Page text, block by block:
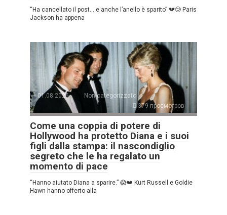
“Ha cancellato il post… e anche l’anello è sparito” 💔😢 Paris
Jackson ha appena
01.08.2025
Non categorizzato
379 просмотров
Come una coppia di potere di
Hollywood ha protetto Diana e i suoi
figli dalla stampa: il nascondiglio
segreto che le ha regalato un
momento di pace
“Hanno aiutato Diana a sparire.” 😱👑 Kurt Russell e Goldie
Hawn hanno offerto alla